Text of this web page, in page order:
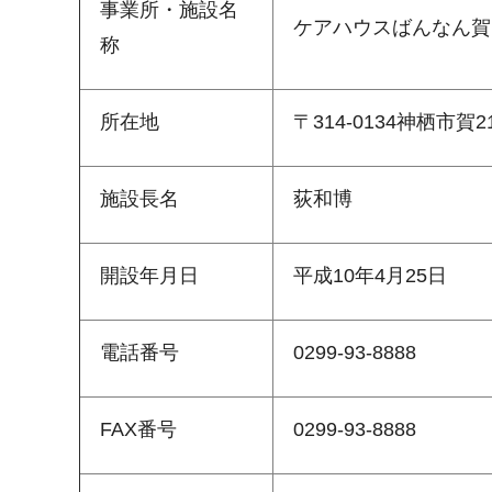
事業所・施設名
称
ケアハウスばんなん賀
所在地 〒314-0134神栖市賀
施設長名 荻和博
開設年月日 平成10年4月25日
電話番号 0299-93-8888
FAX番号 0299-93-8888